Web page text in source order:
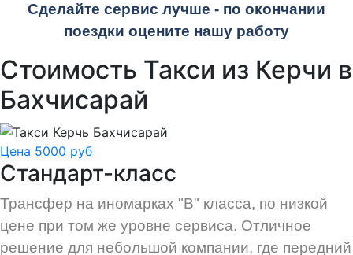
Сделайте сервис лучше - по окончании
поездки оцените нашу работу
Стоимость Такси из Керчи в
Бахчисарай
Цена 5000 руб
Стандарт-класс
Трансфер на иномарках "В" класса, по низкой
цене при том же уровне сервиса. Отличное
решение для небольшой компании, где передний